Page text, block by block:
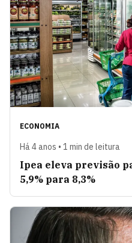
ECONOMIA
Há 4 anos • 1 min de leitura
Ipea eleva previsão
5,9% para 8,3%